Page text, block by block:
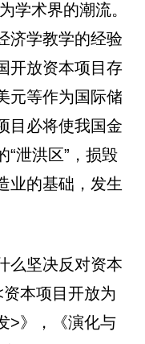
学术界的潮流。
济学教学的经验
开放资本项目存
元等作为国际储
目必将使我国金
“泄洪区”，损毁
业的基础，发生
坚决反对资本
本项目开放为
>》，《演化与